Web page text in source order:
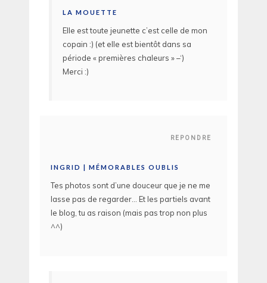
LA MOUETTE
Elle est toute jeunette c’est celle de mon
copain :) (et elle est bientôt dans sa
période « premières chaleurs » –‘)
Merci :)
REPONDRE
INGRID | MÉMORABLES OUBLIS
Tes photos sont d’une douceur que je ne me
lasse pas de regarder… Et les partiels avant
le blog, tu as raison (mais pas trop non plus
^^)